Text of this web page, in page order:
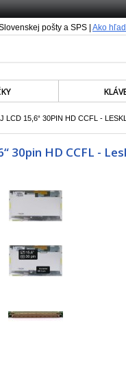
pošty a SPS | Ako
LCD 15,6“ 30PIN HD CCFL -
30pin HD CCFL -